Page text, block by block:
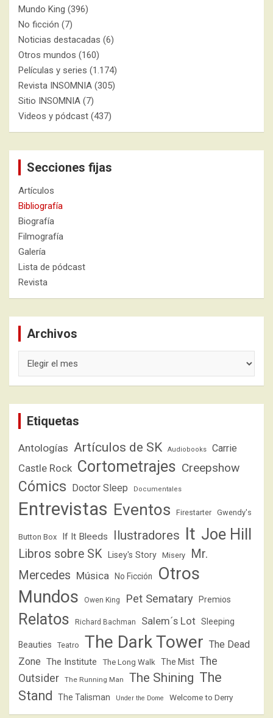
Mundo King (396)
No ficción (7)
Noticias destacadas (6)
Otros mundos (160)
Películas y series (1.174)
Revista INSOMNIA (305)
Sitio INSOMNIA (7)
Videos y pódcast (437)
Secciones fijas
Artículos
Bibliografía
Biografía
Filmografía
Galería
Lista de pódcast
Revista
Archivos
Etiquetas
Antologías Artículos de SK Audiobooks Carrie
Castle Rock Cortometrajes Creepshow
Cómics Doctor Sleep Documentales
Entrevistas Eventos Firestarter Gwendy's
Button Box If It Bleeds Ilustradores It Joe Hill
Libros sobre SK Lisey's Story Misery
Mr.
Mercedes Música No Ficción
Otros
Mundos
Owen King Pet Sematary Premios
Relatos Richard Bachman Salem´s Lot Sleeping
Beauties Teatro The Dark Tower The Dead
Zone The Institute The Long Walk The Mist The
Outsider
The Running Man The Shining The
Stand
The Talisman Under the Dome Welcome to Derry